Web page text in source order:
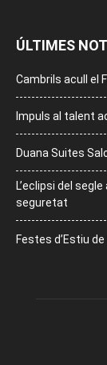
ÚLTIMES
Cambrils acull el
Impuls al talent
Duana Suites
L’eclipsi del
seguretat
Festes d’Estiu